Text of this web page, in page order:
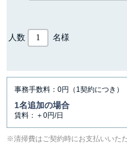
人数 名様
事務手数料：0円（1契約につき）
1名追加の場合
賃料：＋0円/日
清掃費はご契約時にお支払いいた